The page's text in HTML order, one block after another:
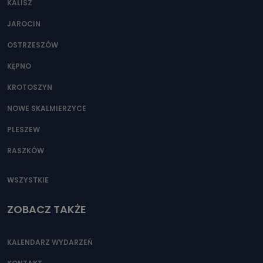
Można to zrobić pod numerem telefonu 62 735-51-05 lub
KALISZ
JAROCIN
OSTRZESZÓW
KĘPNO
KROTOSZYN
NOWE SKALMIERZYCE
PLESZEW
RASZKÓW
WSZYSTKIE
ZOBACZ TAKŻE
KALENDARZ WYDARZEŃ